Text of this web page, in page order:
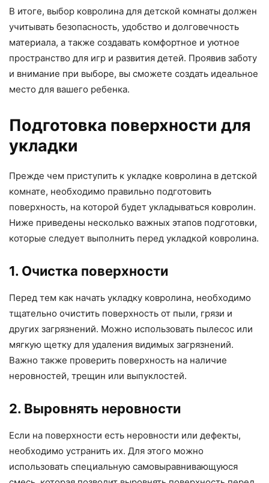
В итоге, выбор ковролина для детской комнаты должен
учитывать безопасность, удобство и долговечность
материала, а также создавать комфортное и уютное
пространство для игр и развития детей. Проявив заботу
и внимание при выборе, вы сможете создать идеальное
место для вашего ребенка.
Подготовка поверхности для
укладки
Прежде чем приступить к укладке ковролина в детской
комнате, необходимо правильно подготовить
поверхность, на которой будет укладываться ковролин.
Ниже приведены несколько важных этапов подготовки,
которые следует выполнить перед укладкой ковролина.
1. Очистка поверхности
Перед тем как начать укладку ковролина, необходимо
тщательно очистить поверхность от пыли, грязи и
других загрязнений. Можно использовать пылесос или
мягкую щетку для удаления видимых загрязнений.
Важно также проверить поверхность на наличие
неровностей, трещин или выпуклостей.
2. Выровнять неровности
Если на поверхности есть неровности или дефекты,
необходимо устранить их. Для этого можно
использовать специальную самовыравнивающуюся